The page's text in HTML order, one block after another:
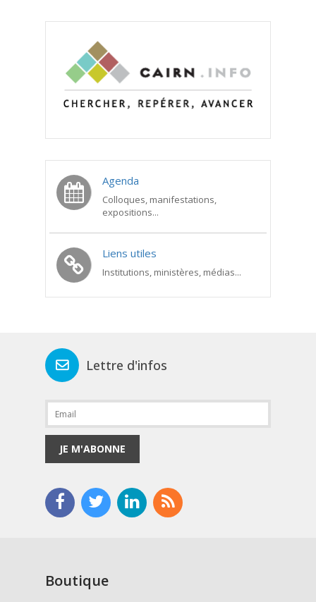
Agenda
Colloques, manifestations,
expositions...
Liens utiles
Institutions, ministères, médias...
Lettre d'infos
JE M'ABONNE
Boutique